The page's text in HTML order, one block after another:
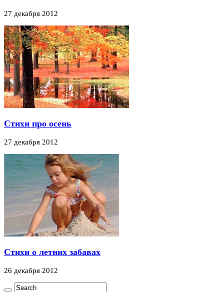
27 декабря 2012
Стихи про осень
27 декабря 2012
Стихи о летних забавах
26 декабря 2012